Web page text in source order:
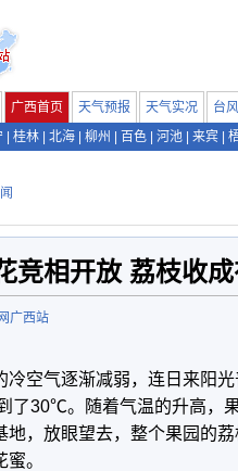
广西首页 天气预报 天气实况 台
桂林 北海 柳州 百色 河池 来宾
竞相开放 荔枝收
广西站
冷空气逐渐减弱，连日来阳
了30℃。随着气温的升高，
地，放眼望去，整个果园的
。